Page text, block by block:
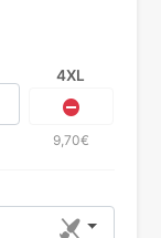
4XL
9,70€